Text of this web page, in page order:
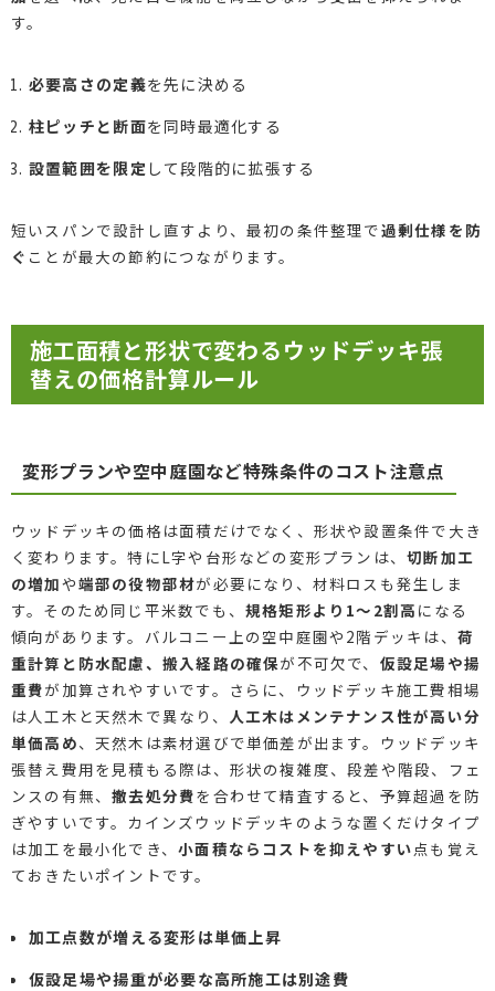
す。
必要高さの定義を先に決める
柱ピッチと断面を同時最適化する
設置範囲を限定 して段階的に拡張する
短いスパンで設計し直すより、最初の条件整理で過剰仕様を防
ぐ ことが最大の節約につながります。
施工面積と形状で変わるウッドデッキ張
替えの価格計算ルール
変形プランや空中庭園など特殊条件のコスト注意点
ウッドデッキの価格は面積だけでなく、形状や設置条件で大き
く変わります。特にL字や台形などの変形プランは、切断加工
の増加や端部の役物部材が必要になり、材料ロスも発生しま
す。そのため同じ平米数でも、 規格矩形より1～2割高 になる
傾向があります。バルコニー上の空中庭園や2階デッキは、 荷
重計算と防水配慮、搬入経路の確保が不可欠で、 仮設足場や揚
重費が加算されやすいです。さらに、ウッドデッキ施工費相場
は人工木と天然木で異なり、
人工木はメンテナンス性が高い分
単価高め、天然木は素材選びで単価差が出ます。ウッドデッキ
張替え費用を見積もる際は、形状の複雑度、段差や階段、フェ
ンスの有無、撤去処分費を合わせて精査すると、予算超過を防
ぎやすいです。カインズウッドデッキのような置くだけタイプ
は加工を最小化でき、小面積ならコストを抑えやすい点も覚え
ておきたいポイントです。
加工点数が増える変形は単価上昇
仮設足場や揚重が必要な高所施工は別途費